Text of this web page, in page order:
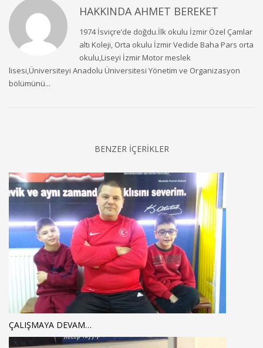
HAKKINDA AHMET BEREKET
1974 İsviçre’de doğdu.İlk okulu İzmir Özel Çamlar
altı Koleji, Orta okulu İzmir Vedide Baha Pars orta
okulu,Liseyi İzmir Motor meslek
lisesi,Üniversiteyi Anadolu Üniversitesi Yönetim ve Organizasyon
bölümünü...
BENZER İÇERİKLER
ÇALIŞMAYA DEVAM…